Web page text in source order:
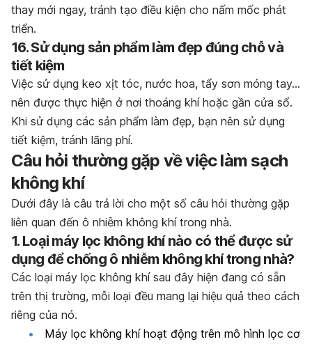
thay mới ngay, tránh tạo điều kiện cho nấm mốc phát
triển.
16. Sử dụng sản phẩm làm đẹp đúng chỗ và
tiết kiệm
Việc sử dụng keo xịt tóc, nước hoa, tẩy sơn móng tay…
nên được thực hiện ở nơi thoáng khí hoặc gần cửa sổ.
Khi sử dụng các sản phẩm làm đẹp, bạn nên sử dụng
tiết kiệm, tránh lãng phí.
Câu hỏi thường gặp về việc làm sạch
không khí
Dưới đây là câu trả lời cho một số câu hỏi thường gặp
liên quan đến ô nhiễm không khí trong nhà.
1. Loại máy lọc không khí nào có thể được sử
dụng để chống ô nhiễm không khí trong nhà?
Các loại máy lọc không khí sau đây hiện đang có sẵn
trên thị trường, mỗi loại đều mang lại hiệu quả theo cách
riêng của nó.
Máy lọc không khí hoạt động trên mô hình lọc cơ